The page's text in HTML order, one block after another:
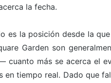
la fecha.
la posición desde la
Garden son
cuanto más se acerca el
tiempo real. Dado que